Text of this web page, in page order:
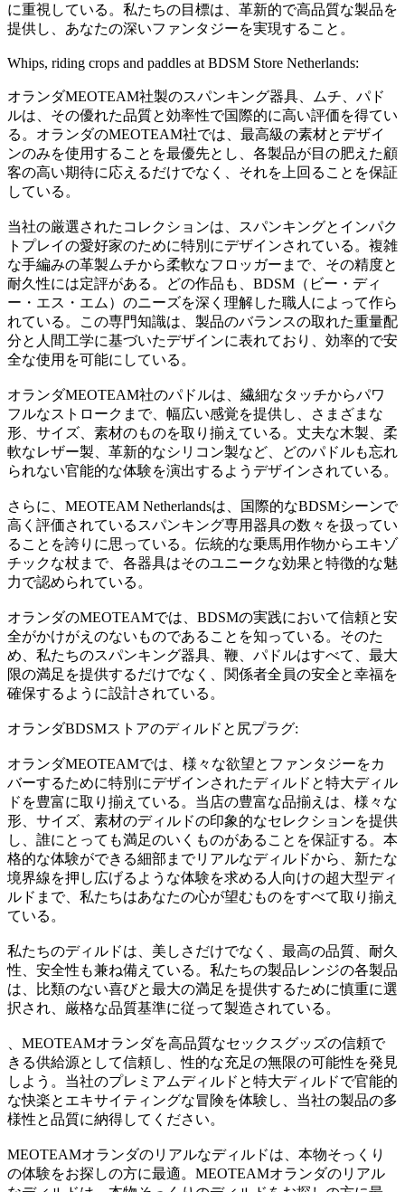
に重視している。私たちの目標は、革新的で高品質な製品を
提供し、あなたの深いファンタジーを実現すること。
Whips, riding crops and paddles at BDSM Store Netherlands:
オランダMEOTEAM社製のスパンキング器具、ムチ、パド
ルは、その優れた品質と効率性で国際的に高い評価を得てい
る。オランダのMEOTEAM社では、最高級の素材とデザイ
ンのみを使用することを最優先とし、各製品が目の肥えた顧
客の高い期待に応えるだけでなく、それを上回ることを保証
している。
当社の厳選されたコレクションは、スパンキングとインパク
トプレイの愛好家のために特別にデザインされている。複雑
な手編みの革製ムチから柔軟なフロッガーまで、その精度と
耐久性には定評がある。どの作品も、BDSM（ビー・ディ
ー・エス・エム）のニーズを深く理解した職人によって作ら
れている。この専門知識は、製品のバランスの取れた重量配
分と人間工学に基づいたデザインに表れており、効率的で安
全な使用を可能にしている。
オランダMEOTEAM社のパドルは、繊細なタッチからパワ
フルなストロークまで、幅広い感覚を提供し、さまざまな
形、サイズ、素材のものを取り揃えている。丈夫な木製、柔
軟なレザー製、革新的なシリコン製など、どのパドルも忘れ
られない官能的な体験を演出するようデザインされている。
さらに、MEOTEAM Netherlandsは、国際的なBDSMシーンで
高く評価されているスパンキング専用器具の数々を扱ってい
ることを誇りに思っている。伝統的な乗馬用作物からエキゾ
チックな杖まで、各器具はそのユニークな効果と特徴的な魅
力で認められている。
オランダのMEOTEAMでは、BDSMの実践において信頼と安
全がかけがえのないものであることを知っている。そのた
め、私たちのスパンキング器具、鞭、パドルはすべて、最大
限の満足を提供するだけでなく、関係者全員の安全と幸福を
確保するように設計されている。
オランダBDSMストアのディルドと尻プラグ:
オランダMEOTEAMでは、様々な欲望とファンタジーをカ
バーするために特別にデザインされたディルドと特大ディル
ドを豊富に取り揃えている。当店の豊富な品揃えは、様々な
形、サイズ、素材のディルドの印象的なセレクションを提供
し、誰にとっても満足のいくものがあることを保証する。本
格的な体験ができる細部までリアルなディルドから、新たな
境界線を押し広げるような体験を求める人向けの超大型ディ
ルドまで、私たちはあなたの心が望むものをすべて取り揃え
ている。
私たちのディルドは、美しさだけでなく、最高の品質、耐久
性、安全性も兼ね備えている。私たちの製品レンジの各製品
は、比類のない喜びと最大の満足を提供するために慎重に選
択され、厳格な品質基準に従って製造されている。
、MEOTEAMオランダを高品質なセックスグッズの信頼で
きる供給源として信頼し、性的な充足の無限の可能性を発見
しよう。当社のプレミアムディルドと特大ディルドで官能的
な快楽とエキサイティングな冒険を体験し、当社の製品の多
様性と品質に納得してください。
MEOTEAMオランダのリアルなディルドは、本物そっくり
の体験をお探しの方に最適。MEOTEAMオランダのリアル